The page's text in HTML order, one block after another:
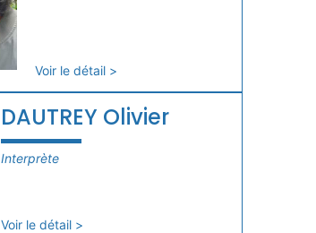
Voir le détail >
DAUTREY Olivier
Interprète
Voir le détail >